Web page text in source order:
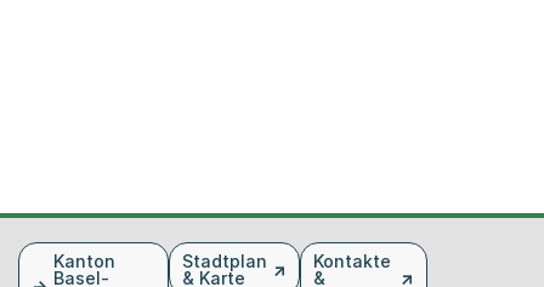
FusszeileKanton
Basel-
Stadtplan
& Karte
Kontakte
&